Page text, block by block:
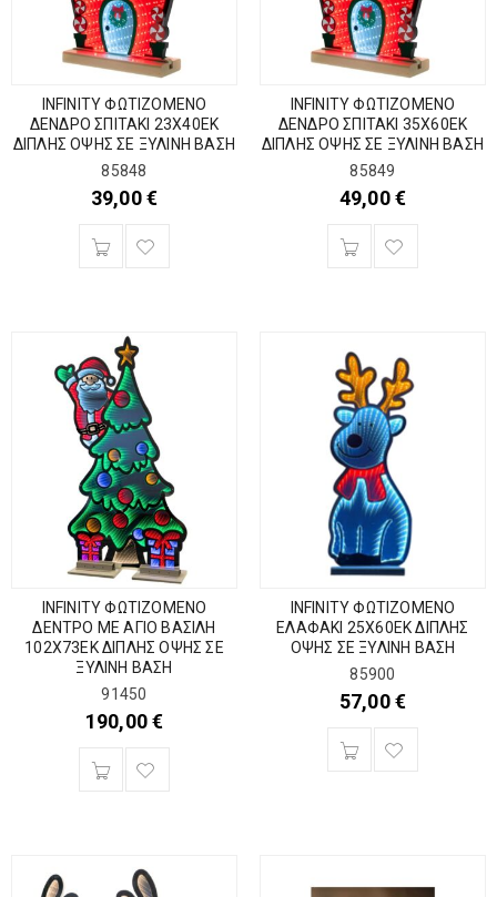
INFINITY ΦΩΤΙΖΟΜΕΝΟ
ΔΕΝΔΡΟ ΣΠΙΤΑΚΙ 23Χ40ΕΚ
ΔΙΠΛΗΣ ΟΨΗΣ ΣΕ ΞΥΛΙΝΗ ΒΑΣΗ
85848
39,00€
INFINITY ΦΩΤΙΖΟΜΕΝΟ
ΔΕΝΔΡΟ ΣΠΙΤΑΚΙ 35Χ60ΕΚ
ΔΙΠΛΗΣ ΟΨΗΣ ΣΕ ΞΥΛΙΝΗ ΒΑΣΗ
85849
49,00€
INFINITY ΦΩΤΙΖΟΜΕΝΟ
ΔΕΝΤΡΟ ΜΕ ΑΓΙΟ ΒΑΣΙΛΗ
102Χ73ΕΚ ΔΙΠΛΗΣ ΟΨΗΣ ΣΕ
ΞΥΛΙΝΗ ΒΑΣΗ
91450
190,00€
INFINITY ΦΩΤΙΖΟΜΕΝΟ
ΕΛΑΦΑΚΙ 25Χ60ΕΚ ΔΙΠΛΗΣ
ΟΨΗΣ ΣΕ ΞΥΛΙΝΗ ΒΑΣΗ
85900
57,00€